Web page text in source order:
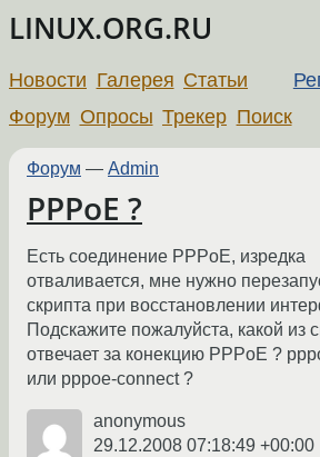
LINUX.ORG.RU
Новости Галерея Статьи
Форум Опросы Трекер Поиск
Форум — Admin
PPPoE ?
Есть соединение PPPoE, изредка
отваливается, мне нужно
скрипта при восстановлении
Подскажите пожалуйста, какой из
отвечает за конекцию PPPoE ?
или pppoe-connect ?
anonymous
29.12.2008 07:18:49 +00:00